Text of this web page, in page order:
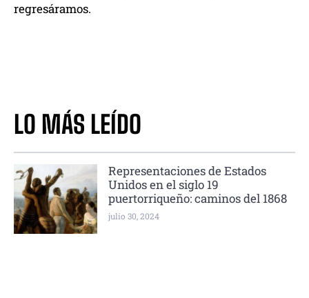
regresáramos.
LO MÁS LEÍDO
Representaciones de Estados
Unidos en el siglo 19
puertorriqueño: caminos del 1868
julio 30, 2024